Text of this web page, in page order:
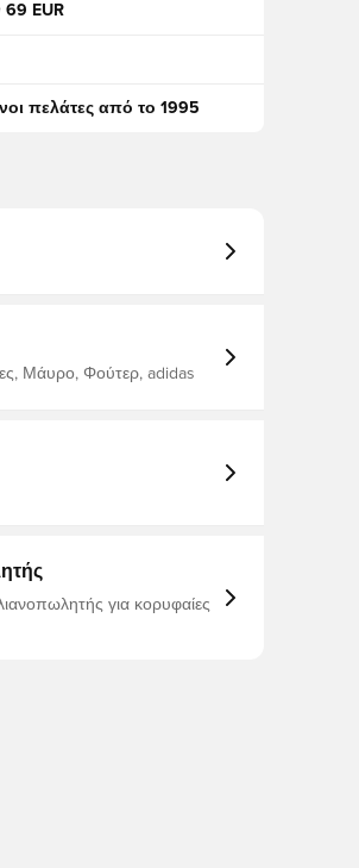
EUR
πελάτες από το 1995
Μάυρο, Φούτερ, adidas
για κορυφαίες